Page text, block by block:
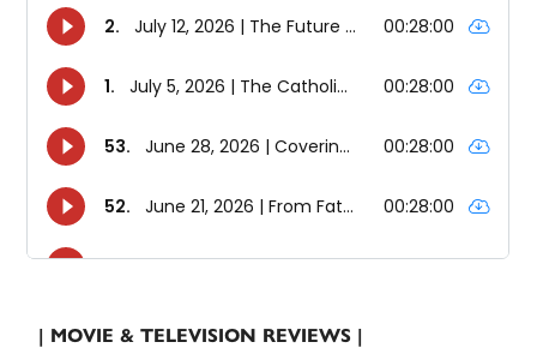
| MOVIE & TELEVISION REVIEWS |